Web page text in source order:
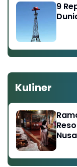
9
Kuliner